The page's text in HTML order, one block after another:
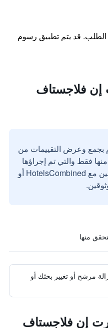
الطلب. قد يتم تطبيق رسوم
فلاجستاف
بجمع وعرض التقييمات من
فقط والتي تم إجراؤها
بواسطة مستخدمين حقيقيين مع HotelsCombined أو
مرشح أو تغيير بحثك أو
إن فلاجستاف